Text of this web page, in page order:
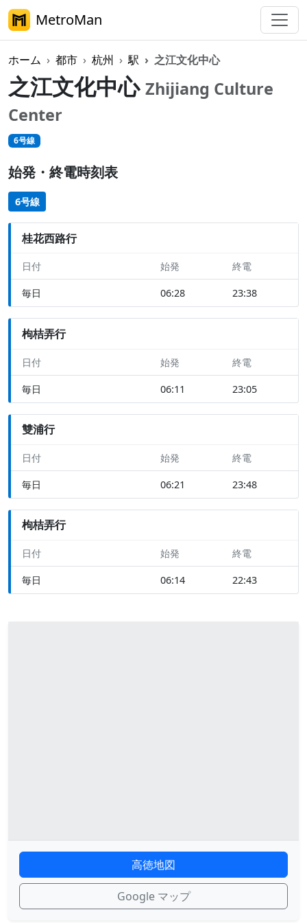
MetroMan
ホーム 都市 杭州 駅 之江文化中心
之江文化中心 Zhijiang Culture
Center
6号線
始発・終電時刻表
6号線
桂花西路行
日付 始発 終電
毎日 06:28 23:38
枸桔弄行
日付 始発 終電
毎日 06:11 23:05
雙浦行
日付 始発 終電
毎日 06:21 23:48
枸桔弄行
日付 始発 終電
毎日 06:14 22:43
高徳地図
Google マップ